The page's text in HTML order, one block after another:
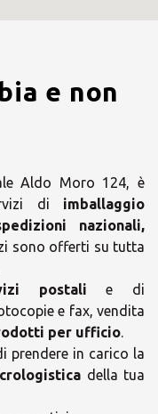
e non
Aldo Moro 124, è
di imballaggio
nazionali,
sono offerti su tutta
postali e di
e fax, vendita
per ufficio.
prendere in carico la
della tua